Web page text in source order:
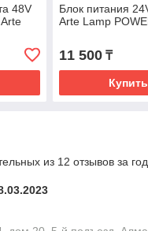
48V
Блок питания
Arte Lamp
11 500₸
Купить
из 12 отзывов за год